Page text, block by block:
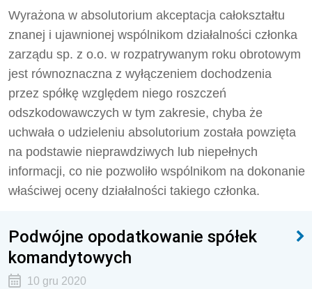
Wyrażona w absolutorium akceptacja całokształtu
znanej i ujawnionej wspólnikom działalności członka
zarządu sp. z o.o. w rozpatrywanym roku obrotowym
jest równoznaczna z wyłączeniem dochodzenia
przez spółkę względem niego roszczeń
odszkodowawczych w tym zakresie, chyba że
uchwała o udzieleniu absolutorium została powzięta
na podstawie nieprawdziwych lub niepełnych
informacji, co nie pozwoliło wspólnikom na dokonanie
właściwej oceny działalności takiego członka.
Podwójne opodatkowanie spółek
komandytowych
10 gru 2020